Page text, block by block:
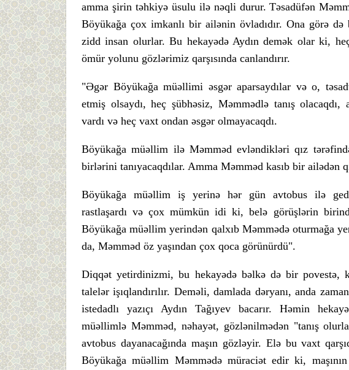
amma şirin təhkiyə üsulu ilə nəqli durur. Təsadüfən
Böyükağa çox imkanlı bir ailənin övladıdır. Ona görə
zidd insan olurlar. Bu hekayədə Aydın demək olar ki,
ömür yolunu gözlərimiz qarşısında canlandırır.
"Əgər Böyükağa müəllimi əsgər aparsaydılar və o,
etmiş olsaydı, heç şübhəsiz, Məmmədlə tanış
vardı və heç vaxt ondan əsgər olmayacaqdı.
Böyükağa müəllim ilə Məmməd evləndikləri qız
birlərini tanıyacaqdılar. Amma Məmməd kasıb bir ailədən
Böyükağa müəllim iş yerinə hər gün avtobus ilə
rastlaşardı və çox mümkün idi ki, belə görüşlərin
Böyükağa müəllim yerindən qalxıb Məmmədə oturmağa
da, Məmməd öz yaşından çox qoca görünürdü".
Diqqət yetirdinizmi, bu hekayədə bəlkə də bir povestə,
talelər işıqlandırılır. Deməli, damlada dəryanı, anda
istedadlı yazıçı Aydın Tağıyev bacarır. Həmin
müəllimlə Məmməd, nəhayət, gözlənilmədən "tanış
avtobus dayanacağında maşın gözləyir. Elə bu vaxt
Böyükağa müəllim Məmmədə müraciət edir ki,